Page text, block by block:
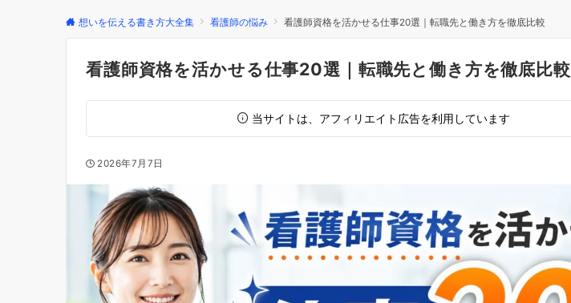
想いを伝える書き方大全集 看護師の悩み 看護師資格を活かせる仕事20選｜転職先と働き方を徹底比較
看護師資格を活かせる仕事20選｜転職先と働き方を徹底比較
当サイトは、アフィリエイト広告を利用しています
2026年7月7日